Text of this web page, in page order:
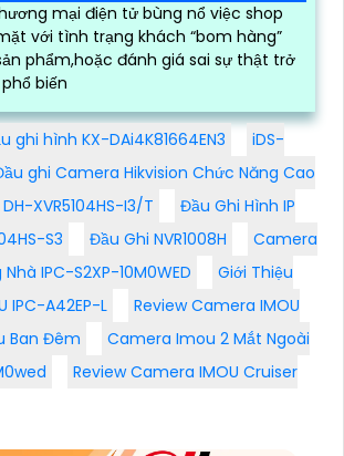
mại điện tử bùng nổ việc shop
với tình trạng khách “bom hàng”
phẩm,hoặc đánh giá sai sự thật trở
biến
ghi hình KX-DAi4K81664EN3
iDS-
ghi Camera Hikvision Chức Năng Cao
XVR5104HS-I3/T
Đầu Ghi Hình IP
S3
Đầu Ghi NVR1008H
Camera
IPC-S2XP-10M0WED
Giới Thiệu
IPC-A42EP-L
Review Camera IMOU
Ban Đêm
Camera Imou 2 Mắt Ngoài
Review Camera IMOU Cruiser